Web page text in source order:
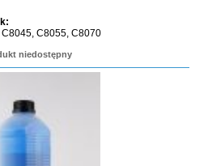
C8055, C8070
niedostępny